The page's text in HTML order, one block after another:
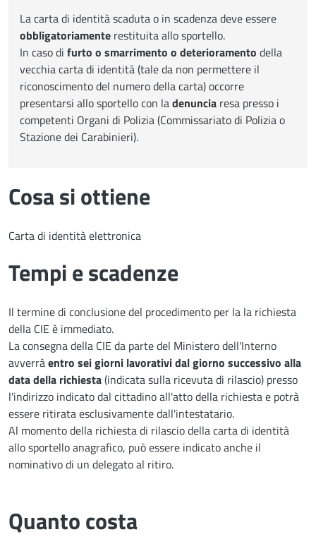
La carta di identità scaduta o in scadenza deve essere
obbligatoriamente restituita allo sportello.
In caso di furto o smarrimento o deterioramento della
vecchia carta di identità (tale da non permettere il
riconoscimento del numero della carta) occorre
presentarsi allo sportello con ladenuncia resa presso i
competenti Organi di Polizia (Commissariato di Polizia o
Stazione dei Carabinieri).
Cosa si ottiene
Carta di identità elettronica
Tempi e scadenze
Il termine di conclusione del procedimento per la la richiesta
della CIE è immediato.
La consegna della CIE da parte del Ministero dell'Interno
avverràentro sei giorni lavorativi dal giorno successivo alla
data della richiesta(indicata sulla ricevuta di rilascio) presso
l'indirizzo indicato dal cittadino all'atto della richiesta e potrà
essere ritirata esclusivamente dall'intestatario.
Al momento della richiesta di rilascio della carta di identità
allo sportello anagrafico, può essere indicato anche il
nominativo di un delegato al ritiro.
Quanto costa